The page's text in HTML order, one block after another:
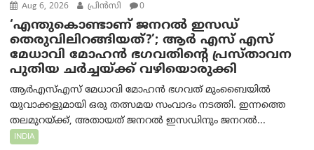
Aug 6, 2026 പ്രിന്‍സി 0
‘എന്തുകൊണ്ടാണ് ജനറൽ ഇസഡ്
തെരുവിലിറങ്ങിയത്?’; ആര്‍ എസ് എസ്
മേധാവി മോഹൻ ഭഗവതിന്റെ പ്രസ്താവന
പുതിയ ചര്‍ച്ചയ്ക്ക് വഴിയൊരുക്കി
ആർ‌എസ്‌എസ് മേധാവി മോഹൻ ഭഗവത് മുംബൈയിൽ
യുവാക്കളുമായി ഒരു തത്സമയ സംവാദം നടത്തി. ഇന്നത്തെ
തലമുറയ്ക്ക്, അതായത് ജനറൽ ഇസഡിനും ജനറൽ...
INDIA